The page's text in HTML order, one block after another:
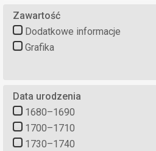
Zawartość
Dodatkowe informacje
Grafika
Data urodzenia
1680–1690
1700–1710
1730–1740